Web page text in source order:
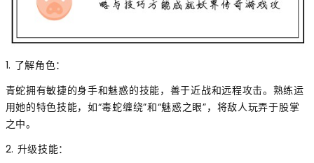
1. 了解角色：
青蛇拥有敏捷的身手和魅惑的技能，善于近战和远程攻击。熟练运
用她的特色技能，如“毒蛇缠绕”和“魅惑之眼”，将敌人玩弄于股掌
之中。
2. 升级技能：